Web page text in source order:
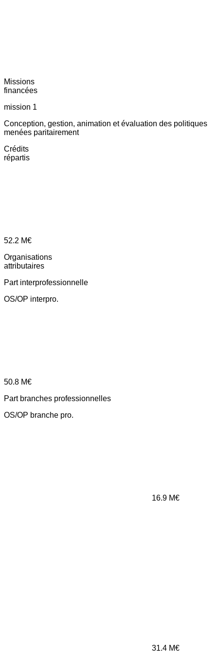
Missions
financées
mission 1
Conception, gestion, animation et évaluation des politiques
menées paritairement
Crédits
répartis
52.2 M€
Organisations
attributaires
Part interprofessionnelle
OS/OP interpro.
50.8 M€
Part branches professionnelles
OS/OP branche pro.
16.9 M€
31.4 M€